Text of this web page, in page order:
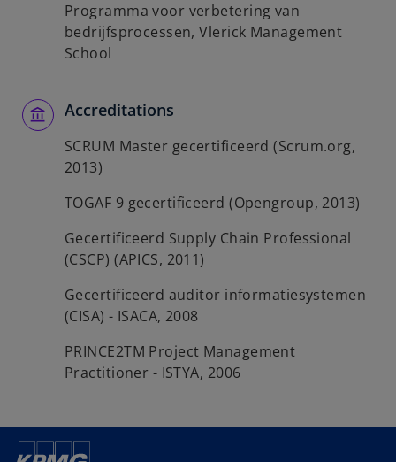
Programma voor verbetering van
bedrijfsprocessen, Vlerick Management
School
Accreditations
SCRUM Master gecertificeerd (Scrum.org,
2013)
TOGAF 9 gecertificeerd (Opengroup, 2013)
Gecertificeerd Supply Chain Professional
(CSCP) (APICS, 2011)
Gecertificeerd auditor informatiesystemen
(CISA) - ISACA, 2008
PRINCE2TM Project Management
Practitioner - ISTYA, 2006